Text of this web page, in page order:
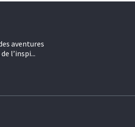
aventures
l’inspi...